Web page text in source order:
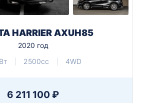
HARRIER AXUH85
2020 год
2500cc 4WD
6 211 100 ₽